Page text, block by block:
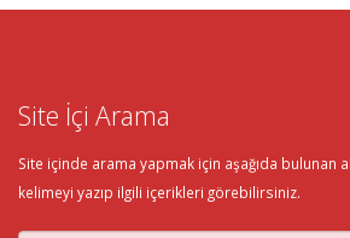
Site İçi Arama
Site içinde arama yapmak için aşağıda bulunan
kelimeyi yazıp ilgili içerikleri görebilirsiniz.